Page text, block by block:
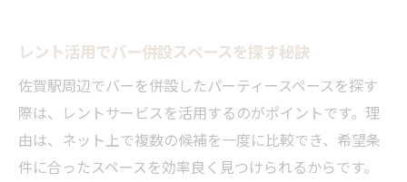
レント活用でバー併設スペースを探す秘訣
佐賀駅周辺でバーを併設したパーティースペースを探す
際は、レントサービスを活用するのがポイントです。理
由は、ネット上で複数の候補を一度に比較でき、希望条
件に合ったスペースを効率良く見つけられるからです。